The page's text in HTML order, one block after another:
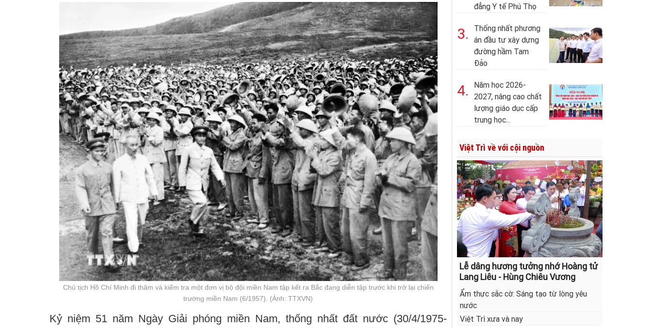
Chủ tịch Hồ Chí Minh đi thăm và kiểm tra một đơn vị bộ đội miền Nam tập kết ra Bắc đang diễn tập trước khi trở lại chiến
trường miền Nam (6/1957). (Ảnh: TTXVN)
Kỷ niệm 51 năm Ngày Giải phóng miền Nam, thống nhất đất nước (30/4/1975-
đẳng Y tế Phú Thọ
3.
Thống nhất phương
án đầu tư xây dựng
đường hầm Tam
Đảo
4.
Năm học 2026-
2027, nâng cao chất
lượng giáo dục cấp
trung học...
Việt Trì về với cội nguồn
Lễ dâng hương tưởng nhớ Hoàng tử
Lang Liêu - Hùng Chiêu Vương
Ẩm thực sắc cờ: Sáng tạo từ lòng yêu
nước
Việt Trì xưa và nay